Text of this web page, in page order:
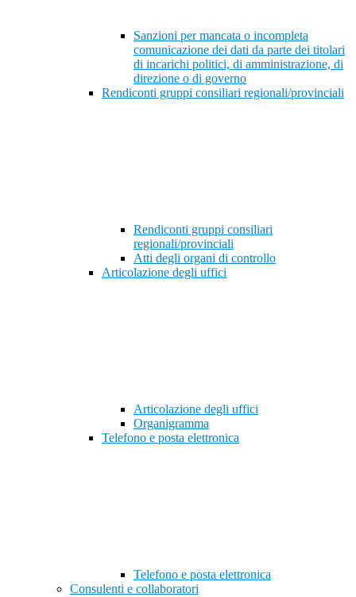
Sanzioni per mancata o incompleta
comunicazione dei dati da parte dei titolari
di incarichi politici, di amministrazione, di
direzione o di governo
Rendiconti gruppi consiliari regionali/provinciali
Rendiconti gruppi consiliari
regionali/provinciali
Atti degli organi di controllo
Articolazione degli uffici
Articolazione degli uffici
Organigramma
Telefono e posta elettronica
Telefono e posta elettronica
Consulenti e collaboratori